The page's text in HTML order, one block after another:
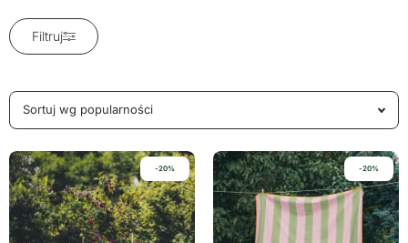
Filtruj
-20% -20%